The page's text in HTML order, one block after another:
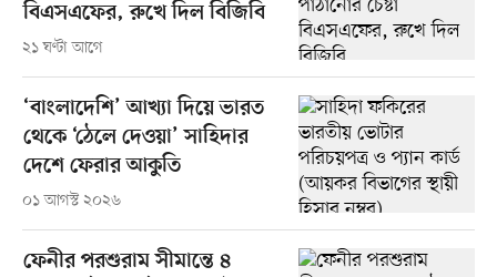
বিএসএফের, রুখে দিল বিজিবি
২১ ঘণ্টা আগে
‘বাংলাদেশি’ আখ্যা দিয়ে ভারত
থেকে ‘ঠেলে দেওয়া’ সাহিদার
দেশে ফেরার আকুতি
০১ আগস্ট ২০২৬
ফেনীর পরশুরাম সীমান্তে ৪